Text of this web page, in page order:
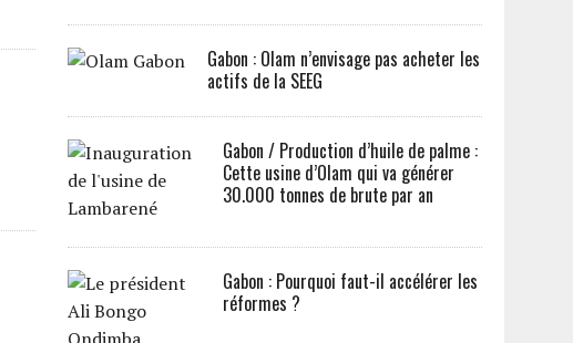
Gabon : Olam n’envisage pas acheter les
actifs de la SEEG
Gabon / Production d’huile de palme :
Cette usine d’Olam qui va générer
30.000 tonnes de brute par an
Gabon : Pourquoi faut-il accélérer les
réformes ?